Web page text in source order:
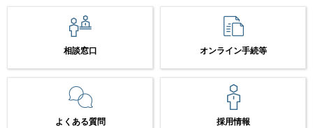
相談窓口 オンライン手続等
よくある質問 採用情報